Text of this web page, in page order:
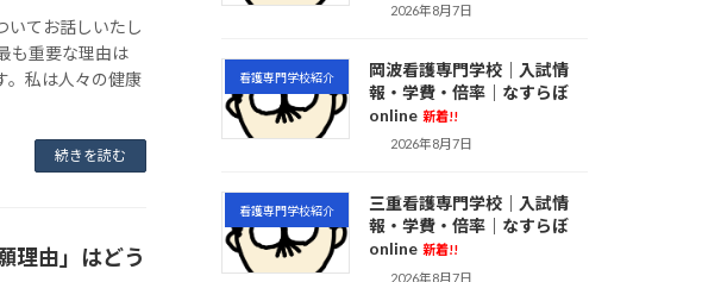
いてお話しいたし
も重要な理由は
。私は人々の健康
続きを読む
理由」はどう
2026年8月7日
看護専門学校紹介
岡波看護専門学校｜入試情
報・学費・倍率｜なすらぼ
online 新着!!
2026年8月7日
看護専門学校紹介
三重看護専門学校｜入試情
報・学費・倍率｜なすらぼ
online 新着!!
2026年8月7日